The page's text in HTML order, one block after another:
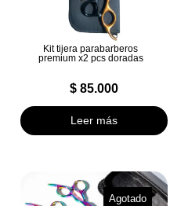
Kit tijera parabarberos
premium x2 pcs doradas
$85.000
Leer más
Agotado